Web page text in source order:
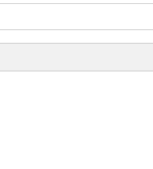
マン、ネコ化計画」三田ロジ